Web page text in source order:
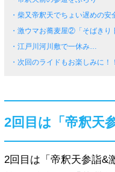
・柴又帝釈天でちょい遅めの安
・激ウマお蕎麦屋②「そばきり
・江戸川河川敷で一休み…
・次回のライドもお楽しみに！！
2回目は「帝釈天
2回目は「帝釈天参詣&